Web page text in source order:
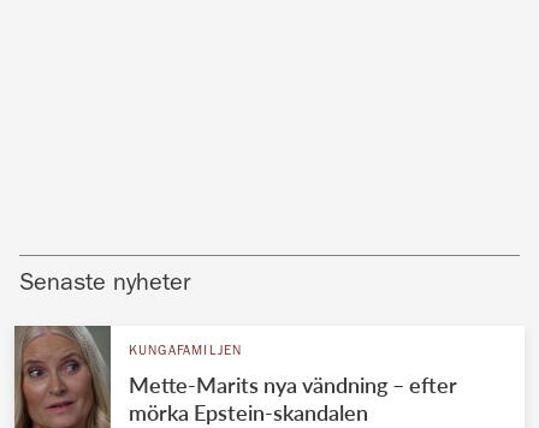
Senaste nyheter
KUNGAFAMILJEN
Mette-Marits nya vändning – efter
mörka Epstein-skandalen